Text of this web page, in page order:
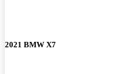
2021 BMW X7